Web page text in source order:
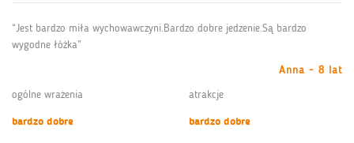
“Jest bardzo miła wychowawczyni.Bardzo dobre jedzenie.Są bardzo
wygodne łóżka”
Anna - 8 lat
ogólne wrażenia
bardzo dobre
atrakcje
bardzo dobre